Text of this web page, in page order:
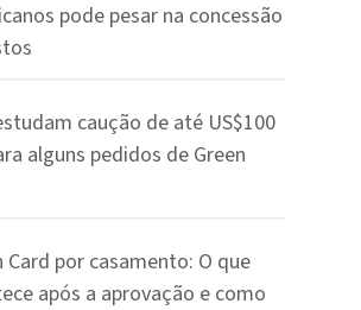
pode pesar na concessão
caução de até US$100
alguns pedidos de Green
Card por casamento: O que
após a aprovação e como